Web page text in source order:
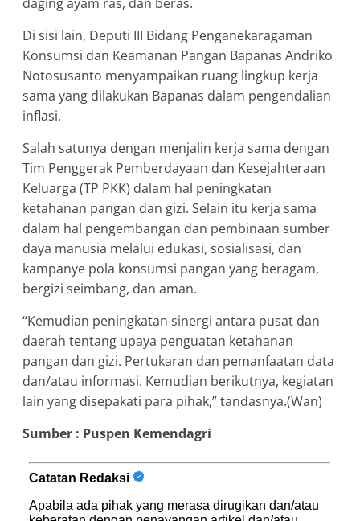
Di sisi lain, Deputi III Bidang Penganekaragaman
Konsumsi dan Keamanan Pangan Bapanas Andriko
Notosusanto menyampaikan ruang lingkup kerja
sama yang dilakukan Bapanas dalam pengendalian
inflasi.
Salah satunya dengan menjalin kerja sama dengan
Tim Penggerak Pemberdayaan dan Kesejahteraan
Keluarga (TP PKK) dalam hal peningkatan
ketahanan pangan dan gizi. Selain itu kerja sama
dalam hal pengembangan dan pembinaan sumber
daya manusia melalui edukasi, sosialisasi, dan
kampanye pola konsumsi pangan yang beragam,
bergizi seimbang, dan aman.
“Kemudian peningkatan sinergi antara pusat dan
daerah tentang upaya penguatan ketahanan
pangan dan gizi. Pertukaran dan pemanfaatan data
dan/atau informasi. Kemudian berikutnya, kegiatan
lain yang disepakati para pihak,” tandasnya.(Wan)
Sumber : Puspen Kemendagri